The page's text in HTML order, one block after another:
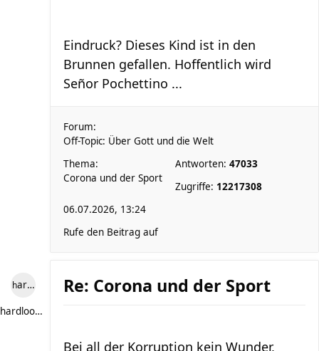
Eindruck? Dieses Kind ist in den
Brunnen gefallen. Hoffentlich wird
Señor Pochettino ...
Forum:
Off-Topic: Über Gott und die Welt
Thema:
Corona und der Sport
Antworten: 47033
Zugriffe: 12217308
06.07.2026, 13:24
Rufe den Beitrag auf
hardlooper
hardlooper
Re: Corona und der Sport
Bei all der Korruption kein Wunder,